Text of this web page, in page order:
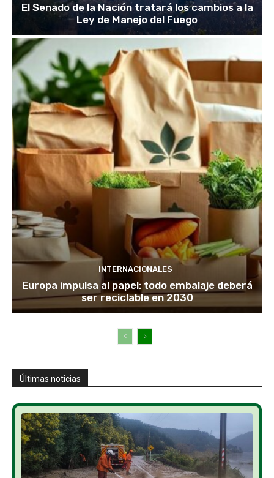
El Senado de la Nación tratará los cambios a la
Ley de Manejo del Fuego
INTERNACIONALES
Europa impulsa al papel: todo embalaje deberá
ser reciclable en 2030
Últimas noticias